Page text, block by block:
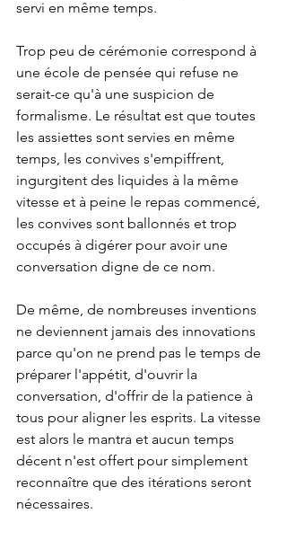
servi en même temps.
Trop peu de cérémonie correspond à
une école de pensée qui refuse ne
serait-ce qu'à une suspicion de
formalisme. Le résultat est que toutes
les assiettes sont servies en même
temps, les convives s'empiffrent,
ingurgitent des liquides à la même
vitesse et à peine le repas commencé,
les convives sont ballonnés et trop
occupés à digérer pour avoir une
conversation digne de ce nom.
De même, de nombreuses inventions
ne deviennent jamais des innovations
parce qu'on ne prend pas le temps de
préparer l'appétit, d'ouvrir la
conversation, d'offrir de la patience à
tous pour aligner les esprits. La vitesse
est alors le mantra et aucun temps
décent n'est offert pour simplement
reconnaître que des itérations seront
nécessaires.